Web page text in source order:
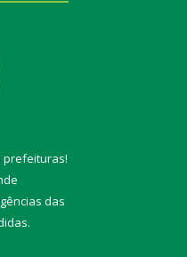
prefeituras!
das